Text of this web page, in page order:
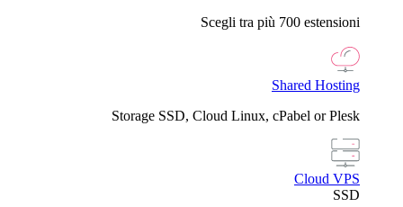
Scegli tra più 700 estensioni
Shared Hosting
Storage SSD, Cloud Linux, cPabel or Plesk
Cloud VPS
SSD